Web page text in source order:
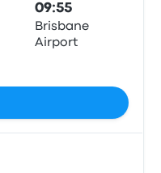
09:55
Brisbane
Airport